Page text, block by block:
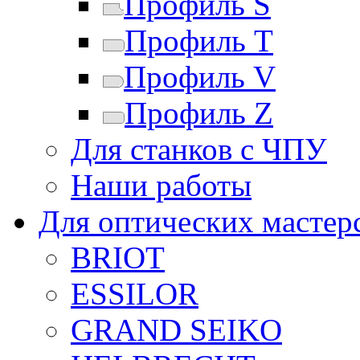
Профиль T
Профиль V
Профиль Z
Для станков с ЧПУ
Наши работы
Для оптических
BRIOT
ESSILOR
GRAND SEIKO